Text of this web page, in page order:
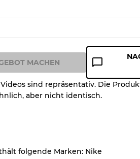
enthalten eine Qualitätsstufe,
können.
eine Fehlermarge von bis zu
MACHEN
sind repräsentativ. Die
aber nicht identisch.
folgende Marken: Nike